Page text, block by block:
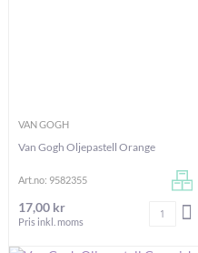
VAN GOGH
Van Gogh Oljepastell Orange
Art.no: 9582355
17,00 kr
Pris inkl. moms
Antal